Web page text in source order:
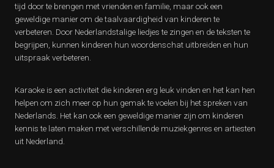
tijd door te brengen met vrienden en familie, maar ook een
geweldige manier om de taalvaardigheid van kinderen te
verbeteren. Door Nederlandstalige liedjes te zingen en de teksten te
begrijpen, kunnen kinderen hun woordenschat uitbreiden en hun
uitspraak verbeteren.
Karaoke is een activiteit die kinderen erg leuk vinden en het kan hen
helpen om zich meer op hun gemak te voelen bij het spreken van
Nederlands. Het kan ook een geweldige manier zijn om kinderen
kennis te laten maken met verschillende muziekgenres en artiesten
uit Nederland.